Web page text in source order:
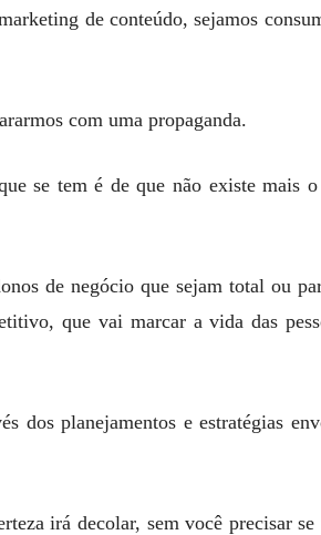
de conteúdo, sejamos
com uma propaganda.
se tem é de que não existe mais
de negócio que sejam total ou
que vai marcar a vida das
dos planejamentos e estratégias
irá decolar, sem você precisar se